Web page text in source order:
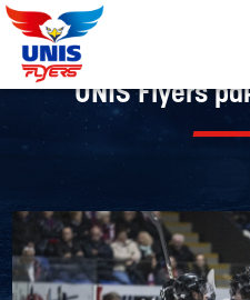
UNIS Flyers